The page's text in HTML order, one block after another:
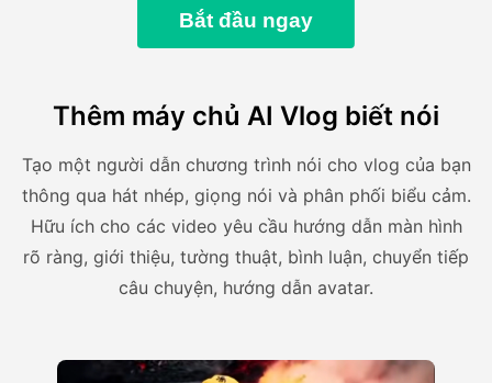
Bắt đầu ngay
Thêm máy chủ AI Vlog biết nói
Tạo một người dẫn chương trình nói cho vlog của bạn
thông qua hát nhép, giọng nói và phân phối biểu cảm.
Hữu ích cho các video yêu cầu hướng dẫn màn hình
rõ ràng, giới thiệu, tường thuật, bình luận, chuyển tiếp
câu chuyện, hướng dẫn avatar.